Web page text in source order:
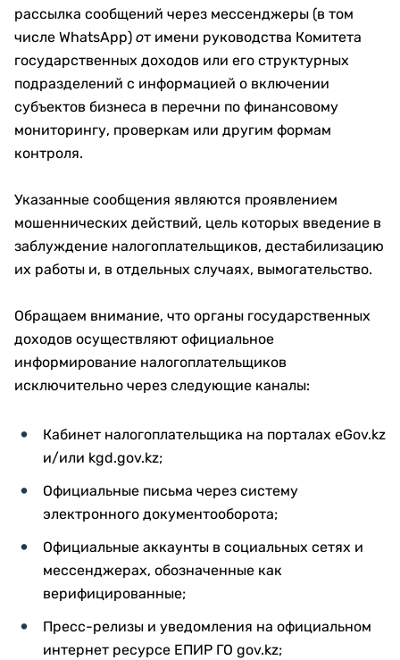
рассылка сообщений через мессенджеры (в том
числе WhatsApp) от имени руководства Комитета
государственных доходов или его структурных
подразделений с информацией о включении
субъектов бизнеса в перечни по финансовому
мониторингу, проверкам или другим формам
контроля.
Указанные сообщения являются проявлением
мошеннических действий, цель которых введение в
заблуждение налогоплательщиков, дестабилизацию
их работы и, в отдельных случаях, вымогательство.
Обращаем внимание, что органы государственных
доходов осуществляют официальное
информирование налогоплательщиков
исключительно через следующие каналы:
Кабинет налогоплательщика на порталах eGov.kz
и/или kgd.gov.kz;
Официальные письма через систему
электронного документооборота;
Официальные аккаунты в социальных сетях и
мессенджерах, обозначенные как
верифицированные;
Пресс-релизы и уведомления на официальном
интернет ресурсе ЕПИР ГО gov.kz;